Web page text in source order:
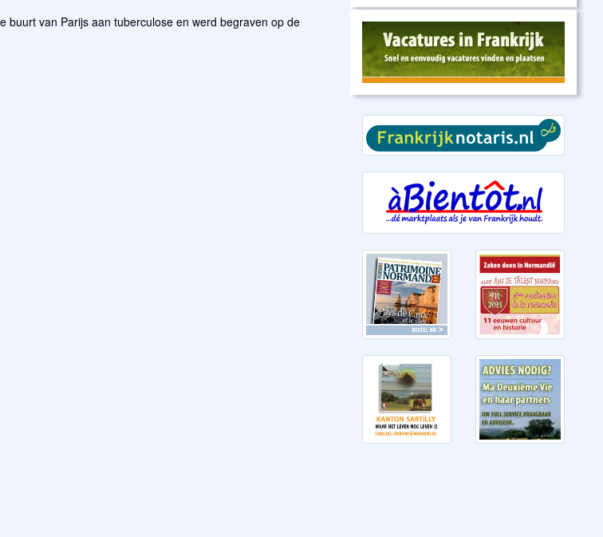
buurt van Parijs aan tuberculose en werd begraven op de